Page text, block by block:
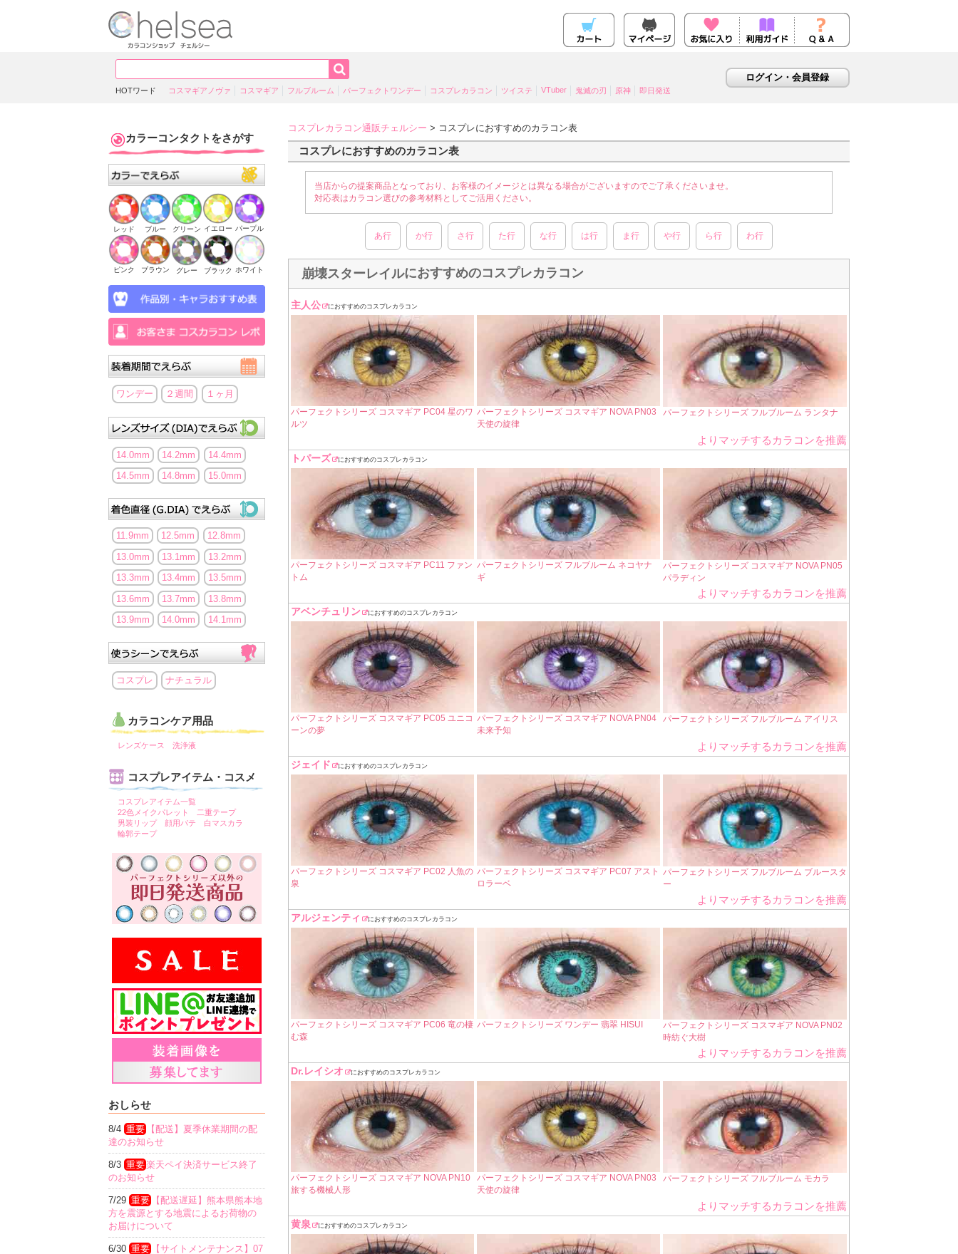
HOTワード コスマギアノヴァ コスマギア フルブルーム パーフェクトワンデー コスプレカラコン ツイステ VTuber 鬼滅の刃 原神 即日発送
カラーコンタクトをさがす
レッド ブルー グリーン イエロー パープル
ピンク ブラウン グレー ブラック ホワイト
ワンデー ２週間 １ヶ月
14.0mm 14.2mm
14.4mm
14.5mm
14.8mm 15.0mm
11.9mm 12.5mm
12.8mm
13.0mm
13.1mm
13.2mm
13.3mm
13.4mm
13.5mm
13.6mm
13.7mm
13.8mm
13.9mm
14.0mm 14.1mm
コスプレ ナチュラル
カラコンケア用品
レンズケース 洗浄液
コスプレアイテム・コスメ
コスプレアイテム一覧
22色メイクパレット
二重テープ
男装リップ
顔用パテ
白マスカラ
輪郭テープ
おしらせ
8/4 重要
【配送】夏季休業期間の配
達のお知らせ
8/3 重要楽天ペイ決済サービス終了
のお知らせ
7/29 重要
【配送遅延】熊本県熊本地
方を震源とする地震によるお荷物の
お届けについて
6/30 重要
【サイトメンテナンス】07
コスプレカラコン通販チェルシー > コスプレにおすすめのカラコン表
コスプレにおすすめのカラコン表
当店からの提案商品となっており、お客様のイメージとは異なる場合がございますのでご了承くださいませ。
対応表はカラコン選びの参考材料としてご活用ください。
あ行 か行 さ行 た行 な行 は行 ま行 や行 ら行 わ行
崩壊スターレイルにおすすめのコスプレカラコン
主人公 におすすめのコスプレカラコン
パーフェクトシリーズ コスマギア PC04 星のワ
ルツ
パーフェクトシリーズ コスマギア NOVA PN03
天使の旋律
パーフェクトシリーズ フルブルーム ランタナ
よりマッチするカラコンを推薦
トパーズ におすすめのコスプレカラコン
パーフェクトシリーズ コスマギア PC11 ファン
トム
パーフェクトシリーズ フルブルーム ネコヤナ
ギ
パーフェクトシリーズ コスマギア NOVA PN05
パラディン
よりマッチするカラコンを推薦
アベンチュリン におすすめのコスプレカラコン
パーフェクトシリーズ コスマギア PC05 ユニコ
ーンの夢
パーフェクトシリーズ コスマギア NOVA PN04
未来予知
パーフェクトシリーズ フルブルーム アイリス
よりマッチするカラコンを推薦
ジェイド におすすめのコスプレカラコン
パーフェクトシリーズ コスマギア PC02 人魚の
泉
パーフェクトシリーズ コスマギア PC07 アスト
ロラーベ
パーフェクトシリーズ フルブルーム ブルースタ
ー
よりマッチするカラコンを推薦
アルジェンティ におすすめのコスプレカラコン
パーフェクトシリーズ コスマギア PC06 竜の棲
む森
パーフェクトシリーズ ワンデー 翡翠 HISUI
パーフェクトシリーズ コスマギア NOVA PN02
時紡ぐ大樹
よりマッチするカラコンを推薦
Dr.レイシオ におすすめのコスプレカラコン
パーフェクトシリーズ コスマギア NOVA PN10
旅する機械人形
パーフェクトシリーズ コスマギア NOVA PN03
天使の旋律
パーフェクトシリーズ フルブルーム モカラ
よりマッチするカラコンを推薦
黄泉 におすすめのコスプレカラコン